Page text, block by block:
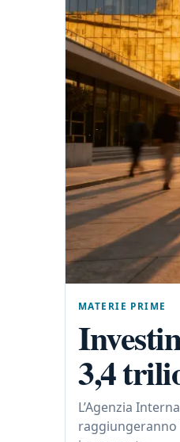
MATERIE PRIME
3,4
L’Agenzia
raggiungeranno